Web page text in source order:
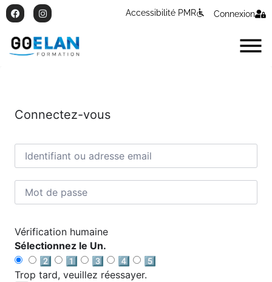
Accessibilité PMR Connexion
Connectez-vous
Vérification humaine
Sélectionnez le Un.
2️⃣
1️⃣ 3️⃣ 4️⃣
5️⃣
Trop tard, veuillez réessayer.